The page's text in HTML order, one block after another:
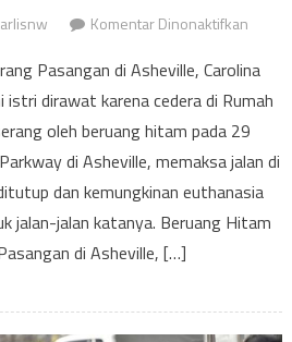
Komentar Dinonaktifkanpada
Hitam
di
Pasangan di Asheville, Carolina
dirawat karena cedera di Rumah
oleh beruang hitam pada 29
di Asheville, memaksa jalan di
dan kemungkinan euthanasia
jalan-jalan katanya. Beruang Hitam
di Asheville, […]